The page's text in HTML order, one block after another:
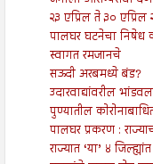
२३ एप्रिल ते ३० एप्रिल
पालघर घटनेचा निषेध
स्वागत रमजानचे
सऊदी अरबमध्ये बंड?
उदारवाद्यांवरील
पुण्यातील
पालघर प्रकरण :
राज्यात ‘या’ ४